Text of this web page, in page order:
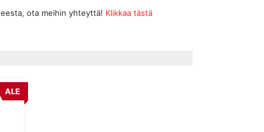
ota meihin yhteyttä! Klikkaa tästä
ALE